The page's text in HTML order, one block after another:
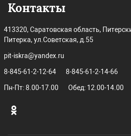
Контакты
413320, Саратовская область,
Питерка, ул.Советская, д.55
pit-iskra@yandex.ru
8-845-61-2-12-64 8-845-61-2-14-66
Пн-Пт: 8.00-17.00 Обед: 12.00-14.00